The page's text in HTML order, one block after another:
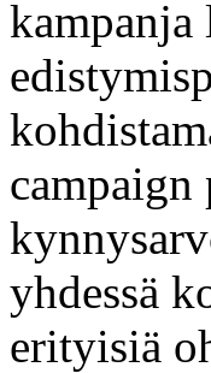
kampanja
campaign
yhdessä
erityisiä